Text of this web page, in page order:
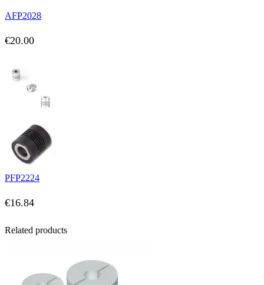
AFP2028
€20.00
PFP2224
€16.84
Related products